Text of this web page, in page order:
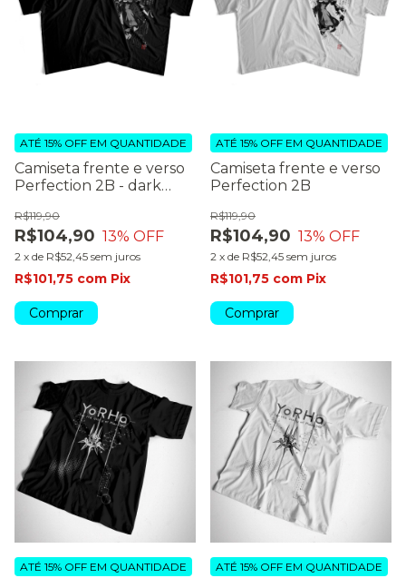
Camiseta frente e verso
Perfection 2B - dark
R$104,90
R$119,90
13% OFF
2 x de R$52,45 sem juros
ATÉ 15% OFF EM QUANTIDADE
R$101,75 com Pix
Comprar
Camiseta frente e verso
Perfection 2B
R$104,90
R$119,90
13% OFF
2 x de R$52,45 sem juros
ATÉ 15% OFF EM QUANTIDADE
R$101,75 com Pix
Comprar
ATÉ 15% OFF EM QUANTIDADE ATÉ 15% OFF EM QUANTIDADE